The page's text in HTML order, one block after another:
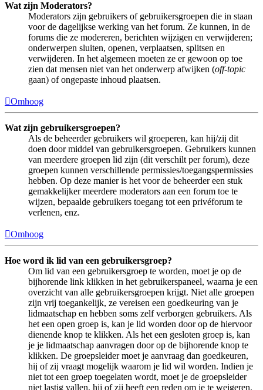
Wat zijn Moderators?
Moderators zijn gebruikers of gebruikersgroepen die in staan
voor de dagelijkse werking van het forum. Ze kunnen, in de
forums die ze modereren, berichten wijzigen en verwijderen;
onderwerpen sluiten, openen, verplaatsen, splitsen en
verwijderen. In het algemeen moeten ze er gewoon op toe
zien dat mensen niet van het onderwerp afwijken (off-topic
gaan) of ongepaste inhoud plaatsen.
Omhoog
Wat zijn gebruikersgroepen?
Als de beheerder gebruikers wil groeperen, kan hij/zij dit
doen door middel van gebruikersgroepen. Gebruikers kunnen
van meerdere groepen lid zijn (dit verschilt per forum), deze
groepen kunnen verschillende permissies/toegangspermissies
hebben. Op deze manier is het voor de beheerder een stuk
gemakkelijker meerdere moderators aan een forum toe te
wijzen, bepaalde gebruikers toegang tot een privéforum te
verlenen, enz.
Omhoog
Hoe word ik lid van een gebruikersgroep?
Om lid van een gebruikersgroep te worden, moet je op de
bijhorende link klikken in het gebruikerspaneel, waarna je een
overzicht van alle gebruikersgroepen krijgt. Niet alle groepen
zijn vrij toegankelijk, ze vereisen een goedkeuring van je
lidmaatschap en hebben soms zelf verborgen gebruikers. Als
het een open groep is, kan je lid worden door op de hiervoor
dienende knop te klikken. Als het een gesloten groep is, kan
je je lidmaatschap aanvragen door op de bijhorende knop te
klikken. De groepsleider moet je aanvraag dan goedkeuren,
hij of zij vraagt mogelijk waarom je lid wil worden. Indien je
niet tot een groep toegelaten wordt, moet je de groepsleider
niet lastig vallen, hij of zij heeft een reden om je te weigeren.